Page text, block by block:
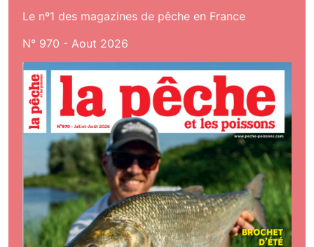
Le nº1 des magazines de pêche en France
N° 970 - Aout 2026